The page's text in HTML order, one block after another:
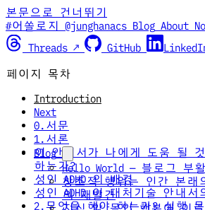
본문으로 건너뛰기
#어쏠로지 @junghanacs Blog About
Threads ↗
GitHub
Blog
Hello World — 블로그 부활
창조적 행위는 인간 본
의 재발견
페이지 목차
Introduction
Next
0.서문
1.서론
이 안내서가 나에게 도움 될
하는가?
성인 ADHD 의 배경
성인 ADHD 이 대처기술 안내서
2.무엇을 해야 하는가? 실행